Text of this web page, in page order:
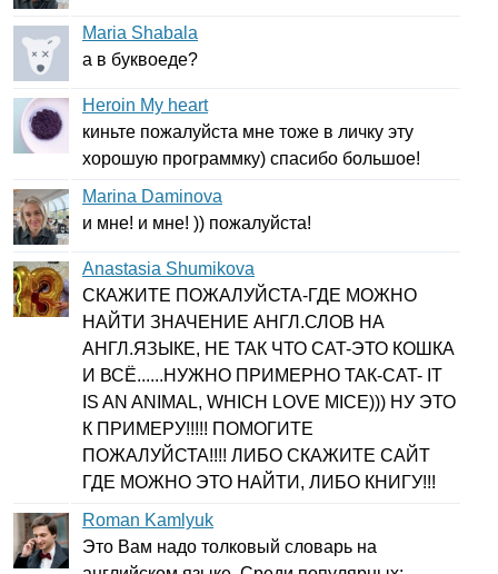
Maria Shabala
а в буквоеде?
Heroin My heart
киньте пожалуйста мне тоже в личку эту
хорошую программку) спасибо большое!
Marina Daminova
и мне! и мне! )) пожалуйста!
Anastasia Shumikova
СКАЖИТЕ ПОЖАЛУЙСТА-ГДЕ МОЖНО
НАЙТИ ЗНАЧЕНИЕ АНГЛ.СЛОВ НА
АНГЛ.ЯЗЫКЕ, НЕ ТАК ЧТО CAT-ЭТО КОШКА
И ВСЁ......НУЖНО ПРИМЕРНО ТАК-CAT- IT
IS AN ANIMAL, WHICH LOVE MICE))) НУ ЭТО
К ПРИМЕРУ!!!!! ПОМОГИТЕ
ПОЖАЛУЙСТА!!!! ЛИБО СКАЖИТЕ САЙТ
ГДЕ МОЖНО ЭТО НАЙТИ, ЛИБО КНИГУ!!!
Roman Kamlyuk
Это Вам надо толковый словарь на